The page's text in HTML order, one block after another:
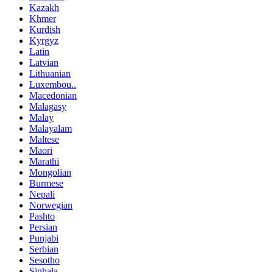
Kazakh
Khmer
Kurdish
Kyrgyz
Latin
Latvian
Lithuanian
Luxembou..
Macedonian
Malagasy
Malay
Malayalam
Maltese
Maori
Marathi
Mongolian
Burmese
Nepali
Norwegian
Pashto
Persian
Punjabi
Serbian
Sesotho